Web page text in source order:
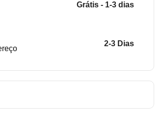
Grátis - 1-3 dias
2-3 Dias